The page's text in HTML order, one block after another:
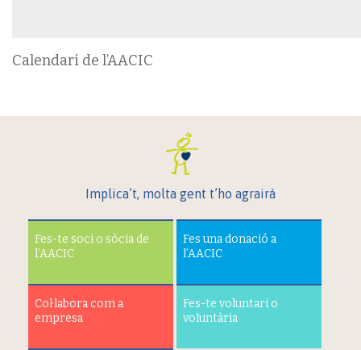
Calendari de l’AACIC
Implica’t, molta gent t’ho agrairà
Fes-te soci o sòcia de
l’AACIC
Fes una donació a
l’AACIC
Col·labora com a
empresa
Fes-te voluntari o
voluntària